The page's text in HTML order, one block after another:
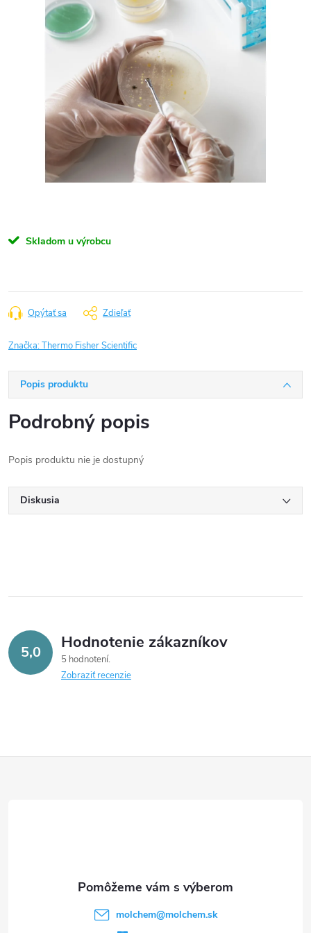
Skladom u výrobcu
Opýtať sa Zdieľať
Značka:Thermo Fisher Scientific
Popis produktu
Podrobný popis
Popis produktu nie je dostupný
Diskusia
5,0 Hodnotenie zákazníkov
5 hodnotení
Zobraziť recenzie
molchem@molchem.sk